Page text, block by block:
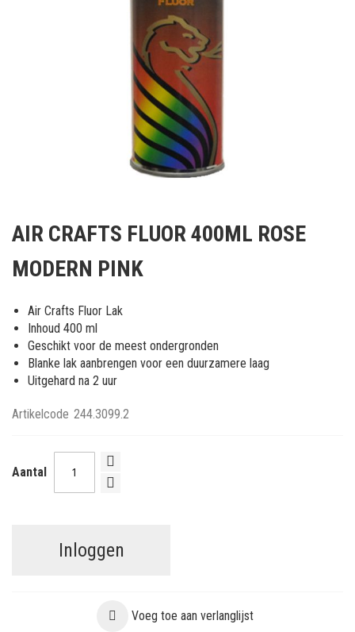
het
van
afbeeldingen-
gallerij
AIR CRAFTS FLUOR 400ML ROSE
MODERN PINK
Air Crafts Fluor Lak
Inhoud 400 ml
Geschikt voor de meest ondergronden
Blanke lak aanbrengen voor een duurzamere laag
Uitgehard na 2 uur
Artikelcode 244.3099.2
Aantal
Inloggen
Voeg toe aan verlanglijst